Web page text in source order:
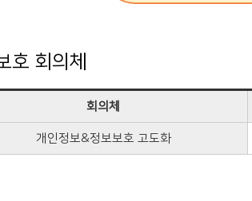
호 회의체
회의체
개인정보&정보보호 고도화